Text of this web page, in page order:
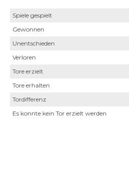
Spiele gespielt
Gewonnen
Unentschieden
Verloren
Tore erzielt
Tore erhalten
Tordifferenz
Es konnte kein Tor erzielt werden